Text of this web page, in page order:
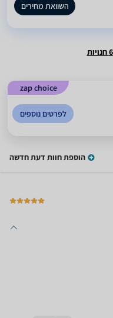
השוואת מחירים
zap choice
לפרטים נוספים
הוספת חוות דעת חדשה